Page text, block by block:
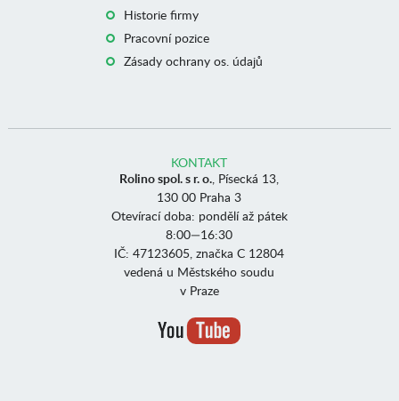
Historie firmy
Pracovní pozice
Zásady ochrany os. údajů
KONTAKT
Rolino spol. s r. o., Písecká 13,
130 00 Praha 3
Otevírací doba: pondělí až pátek
8:00—16:30
IČ: 47123605, značka C 12804
vedená u Městského soudu
v Praze